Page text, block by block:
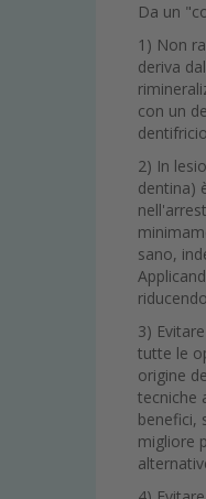
Da un
1) Non
deriva
con un
2) In
dentina)
sano,
3)
tutte le
origine
tecniche
benefici,
migliore